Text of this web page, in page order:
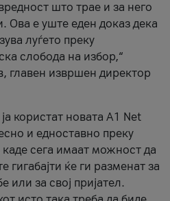
што трае и за него
Ова е уште еден доказ дека
луѓето преку
слобода на избор,“
главен извршен директор
користат новата А1 Net
и едноставно преку
каде сега имаат можност да
гигабајти ќе ги разменат за
или за свој пријател.